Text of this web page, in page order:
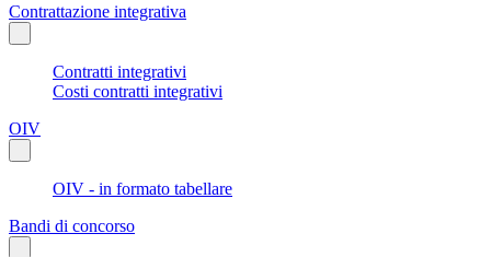
Contrattazione integrativa
Contratti integrativi
Costi contratti integrativi
OIV
OIV - in formato tabellare
Bandi di concorso